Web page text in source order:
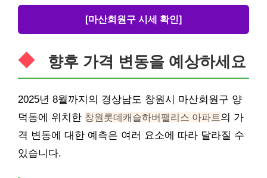
[마산회원구 시세 확인]
향후 가격 변동을 예상하세요
2025년 8월까지의 경상남도 창원시 마산회원구 양
덕동에 위치한 창원롯데캐슬하버팰리스 아파트 의 가
격 변동에 대한 예측은 여러 요소에 따라 달라질 수
있습니다.